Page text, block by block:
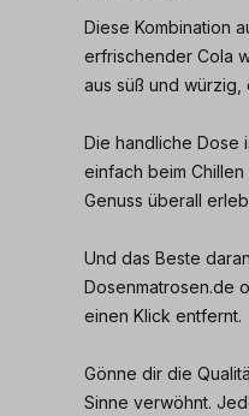
Diese Kombination
erfrischender Cola
aus süß und
Die handliche Dose
einfach beim Chillen
Genuss überall
Und das Beste
Dosenmatrosen.de
einen Klick entfernt.
Gönne dir die
Sinne verwöhnt.